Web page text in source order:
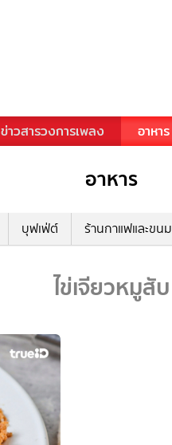
ข่าวสารวงการเพลง อาหาร
อาหาร
บุฟเฟ่ต์ ร้านกาแฟและขนม
ไข่เจียวหมูสับ